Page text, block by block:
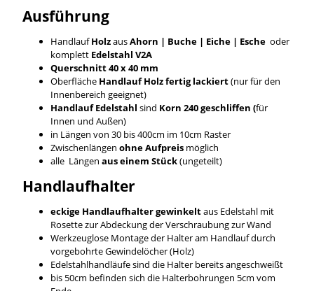
Ausführung
HandlaufHolzausAhorn | Buche | Eiche | Esche oder
komplett Edelstahl V2A
Querschnitt 40 x 40 mm
Oberfläche Handlauf Holz fertig lackiert(nur für den
Innenbereich geeignet)
Handlauf Edelstahl sind Korn 240 geschliffen (für
Innen und Außen)
in Längen von 30 bis 400cm im 10cm Raster
Zwischenlängen ohne Aufpreis möglich
alle Längen aus einem Stück(ungeteilt)
Handlaufhalter
eckige Handlaufhalter gewinkeltaus Edelstahl mit
Rosette zur Abdeckung der Verschraubung zur Wand
Werkzeuglose Montage der Halter am Handlauf durch
vorgebohrte Gewindelöcher (Holz)
Edelstahlhandläufe sind die Halter bereits angeschweißt
bis 50cm befinden sich die Halterbohrungen 5cm vom